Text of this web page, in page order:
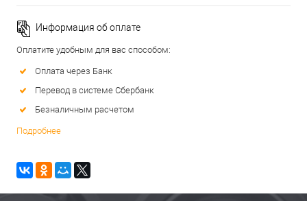
Информация об оплате
Оплатите удобным для вас способом:
Оплата через Банк
Перевод в системе Сбербанк
Безналичным расчетом
Подробнее